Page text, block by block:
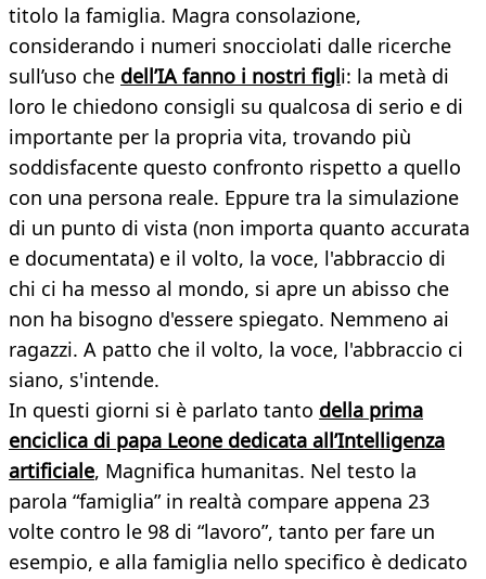
titolo la famiglia. Magra consolazione,
considerando i numeri snocciolati dalle ricerche
sull’uso che dell’IA fanno i nostri figli: la metà di
loro le chiedono consigli su qualcosa di serio e di
importante per la propria vita, trovando più
soddisfacente questo confronto rispetto a quello
con una persona reale. Eppure tra la simulazione
di un punto di vista (non importa quanto accurata
e documentata) e il volto, la voce, l'abbraccio di
chi ci ha messo al mondo, si apre un abisso che
non ha bisogno d'essere spiegato. Nemmeno ai
ragazzi. A patto che il volto, la voce, l'abbraccio ci
siano, s'intende.
In questi giorni si è parlato tanto della prima
enciclica di papa Leone dedicata all’Intelligenza
artificiale, Magnifica humanitas. Nel testo la
parola “famiglia” in realtà compare appena 23
volte contro le 98 di “lavoro”, tanto per fare un
esempio, e alla famiglia nello specifico è dedicato